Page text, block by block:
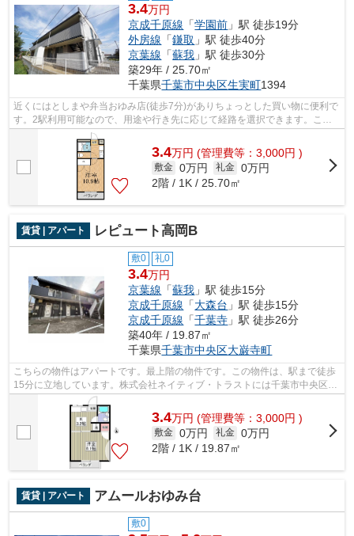
3.4万円
京成千原線 「学園前 」駅 徒歩19分
外房線 「鎌取 」駅 徒歩40分
京葉線 「蘇我 」駅 徒歩30分
築29年 / 25.70㎡
千葉県千葉市中央区生実町1394
近くにはとしまや弁当おゆみ店(徒歩7分)がありちょっとした買い物に便利で
す。2駅利用可能なので、用途や行き先に応じて経路を選択できます。こち
らの物件はアパートです。通風良好な...
3.4万円 (管理費等：3,000円 )
敷金 0万円 礼金 0万円
2階 / 1K / 25.70㎡
賃貸 | アパート レピュート高岡B
敷0 礼0
3.4万円
京葉線 「蘇我 」駅 徒歩15分
京成千原線 「大森台 」駅 徒歩15分
京成千原線 「千葉寺 」駅 徒歩26分
築40年 / 19.87㎡
千葉県千葉市中央区大巌寺町
こちらの物件はアパートです。最上階の物件です。この物件は、駅まで徒歩
15分に立地しています。株式会社ネイティブ・トラストには千葉市中央区エ
リアの賃貸情報がございます。お電話0...
3.4万円 (管理費等：3,000円 )
敷金 0万円 礼金 0万円
2階 / 1K / 19.87㎡
賃貸 | アパート アムールおゆみ台
敷0